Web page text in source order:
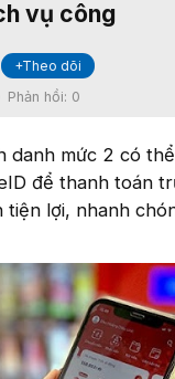
vụ công
+Theo dõi
Phản hồi: 0
danh mức 2 có
để thanh toán
tiện lợi, nhanh